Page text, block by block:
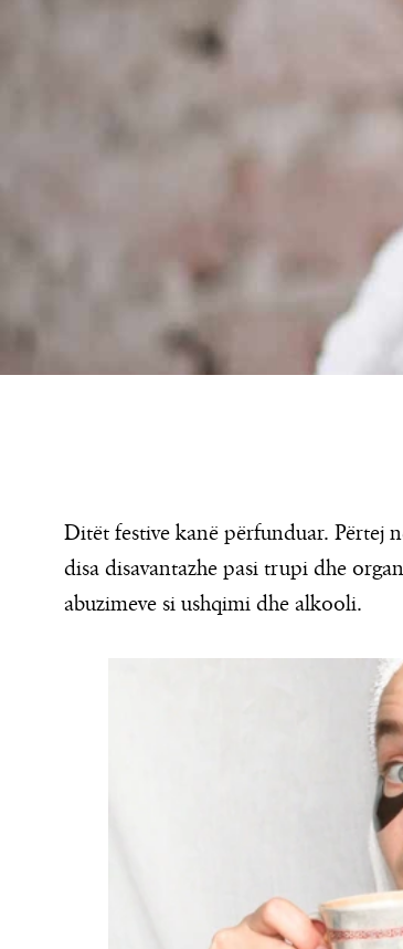
Ditët festive kanë përfunduar. Përtej
disa disavantazhe pasi trupi dhe
abuzimeve si ushqimi dhe alkooli.